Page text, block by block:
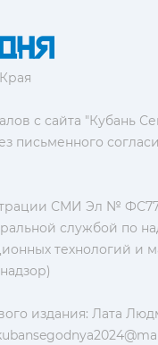
с сайта "Кубань
письменного
СМИ Эл №
службой по
технологий и
издания: Лата